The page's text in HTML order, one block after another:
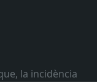
la incidència